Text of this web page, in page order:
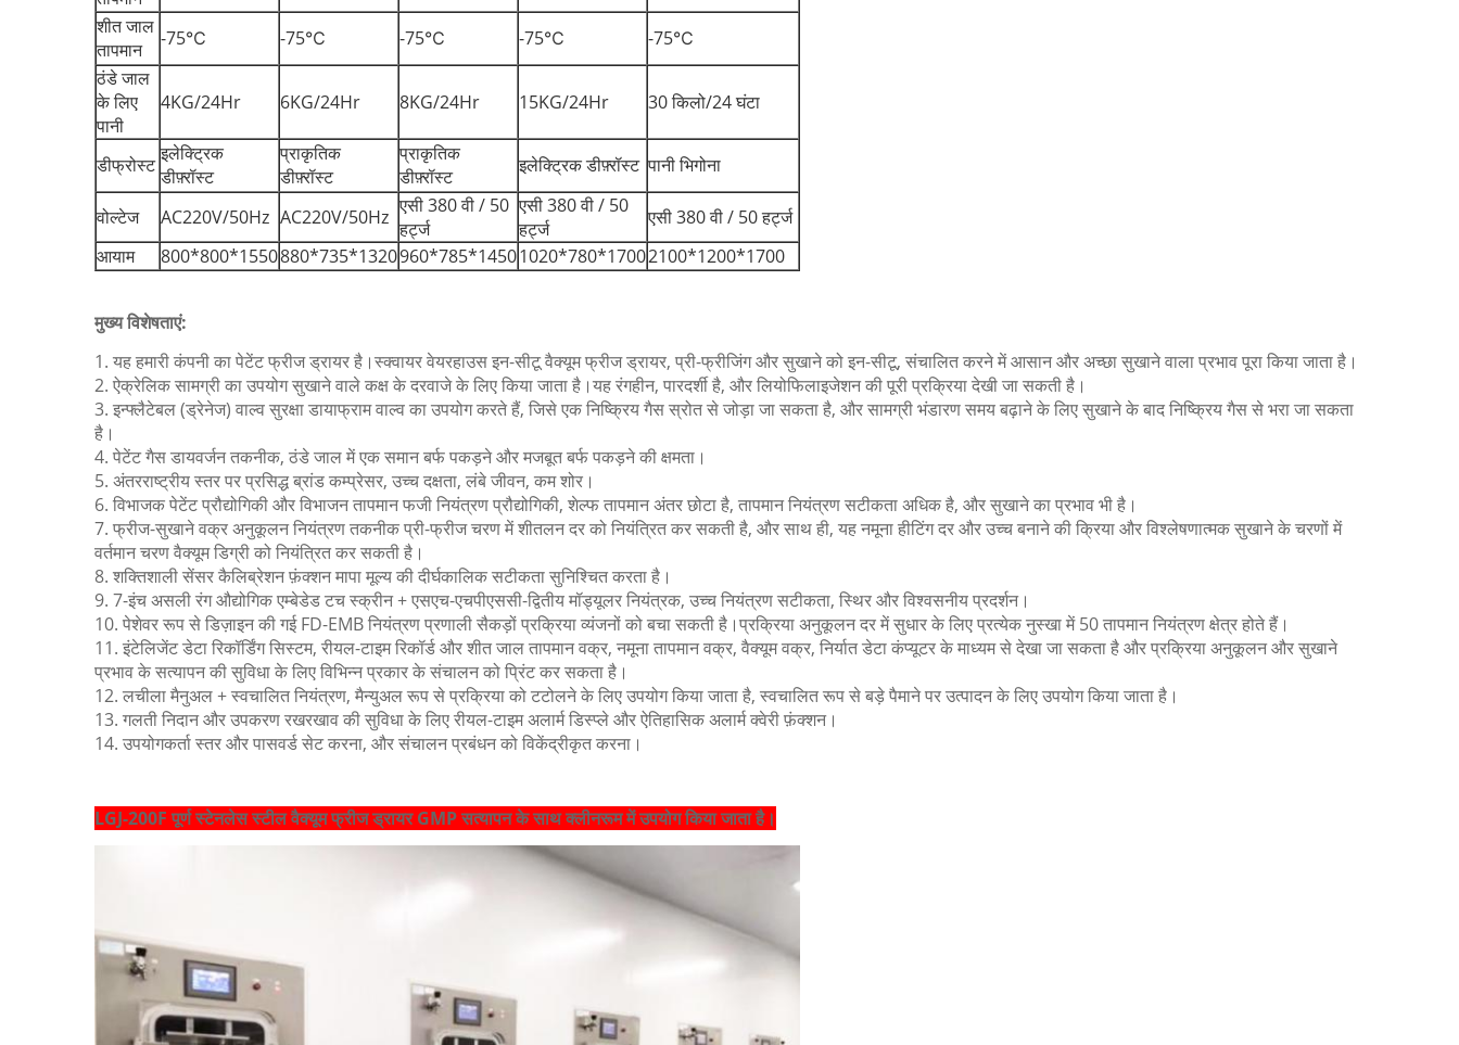
शीत जाल
तापमान
-75℃ -75℃ -75℃ -75℃
-75℃
ठंडे जाल
के लिए
पानी
4KG/24Hr 6KG/24Hr 8KG/24Hr 15KG/24Hr 30 किलो/24 घंटा
डीफ्रोस्ट इलेक्ट्रिक
डीफ़्रॉस्ट
प्राकृतिक
डीफ़्रॉस्ट
प्राकृतिक
डीफ़्रॉस्ट
इलेक्ट्रिक डीफ़्रॉस्ट पानी भिगोना
वोल्टेज AC220V/50Hz AC220V/50Hz एसी 380 वी / 50
हर्ट्ज
एसी 380 वी / 50
हर्ट्ज
एसी 380 वी / 50 हर्ट्ज
आयाम
800*800*1550880*735*1320960*785*14501020*780*17002100*1200*1700
मुख्य विशेषताएं:
1. यह हमारी कंपनी का पेटेंट फ्रीज ड्रायर है।स्क्वायर वेयरहाउस इन-सीटू वैक्यूम फ्रीज ड्रायर, प्री-फ्रीजिंग और सुखाने को इन-सीटू, संचालित करने में आसान और अच्छा सुखाने वाला प्रभाव पूरा किया जाता है।
2. ऐक्रेलिक सामग्री का उपयोग सुखाने वाले कक्ष के दरवाजे के लिए किया जाता है।यह रंगहीन, पारदर्शी है, और लियोफिलाइजेशन की पूरी प्रक्रिया देखी जा सकती है।
3. इन्फ्लैटेबल (ड्रेनेज) वाल्व सुरक्षा डायाफ्राम वाल्व का उपयोग करते हैं, जिसे एक निष्क्रिय गैस स्रोत से जोड़ा जा सकता है, और सामग्री भंडारण समय बढ़ाने के लिए सुखाने के बाद निष्क्रिय गैस से भरा जा सकता
है।
4. पेटेंट गैस डायवर्जन तकनीक, ठंडे जाल में एक समान बर्फ पकड़ने और मजबूत बर्फ पकड़ने की क्षमता।
5. अंतरराष्ट्रीय स्तर पर प्रसिद्ध ब्रांड कम्प्रेसर, उच्च दक्षता, लंबे जीवन, कम शोर।
6. विभाजक पेटेंट प्रौद्योगिकी और विभाजन तापमान फजी नियंत्रण प्रौद्योगिकी, शेल्फ तापमान अंतर छोटा है, तापमान नियंत्रण सटीकता अधिक है, और सुखाने का प्रभाव भी है।
7. फ्रीज-सुखाने वक्र अनुकूलन नियंत्रण तकनीक प्री-फ्रीज चरण में शीतलन दर को नियंत्रित कर सकती है, और साथ ही, यह नमूना हीटिंग दर और उच्च बनाने की क्रिया और विश्लेषणात्मक सुखाने के चरणों में
वर्तमान चरण वैक्यूम डिग्री को नियंत्रित कर सकती है।
8. शक्तिशाली सेंसर कैलिब्रेशन फ़ंक्शन मापा मूल्य की दीर्घकालिक सटीकता सुनिश्चित करता है।
9. 7-इंच असली रंग औद्योगिक एम्बेडेड टच स्क्रीन + एसएच-एचपीएससी-द्वितीय मॉड्यूलर नियंत्रक, उच्च नियंत्रण सटीकता, स्थिर और विश्वसनीय प्रदर्शन।
10. पेशेवर रूप से डिज़ाइन की गई FD-EMB नियंत्रण प्रणाली सैकड़ों प्रक्रिया व्यंजनों को बचा सकती है।प्रक्रिया अनुकूलन दर में सुधार के लिए प्रत्येक नुस्खा में 50 तापमान नियंत्रण क्षेत्र होते हैं।
11. इंटेलिजेंट डेटा रिकॉर्डिंग सिस्टम, रीयल-टाइम रिकॉर्ड और शीत जाल तापमान वक्र, नमूना तापमान वक्र, वैक्यूम वक्र, निर्यात डेटा कंप्यूटर के माध्यम से देखा जा सकता है और प्रक्रिया अनुकूलन और सुखाने
प्रभाव के सत्यापन की सुविधा के लिए विभिन्न प्रकार के संचालन को प्रिंट कर सकता है।
12. लचीला मैनुअल + स्वचालित नियंत्रण, मैन्युअल रूप से प्रक्रिया को टटोलने के लिए उपयोग किया जाता है, स्वचालित रूप से बड़े पैमाने पर उत्पादन के लिए उपयोग किया जाता है।
13. गलती निदान और उपकरण रखरखाव की सुविधा के लिए रीयल-टाइम अलार्म डिस्प्ले और ऐतिहासिक अलार्म क्वेरी फ़ंक्शन।
14. उपयोगकर्ता स्तर और पासवर्ड सेट करना, और संचालन प्रबंधन को विकेंद्रीकृत करना।
LGJ-200F पूर्ण स्टेनलेस स्टील वैक्यूम फ्रीज ड्रायर GMP सत्यापन के साथ क्लीनरूम में उपयोग किया जाता है।